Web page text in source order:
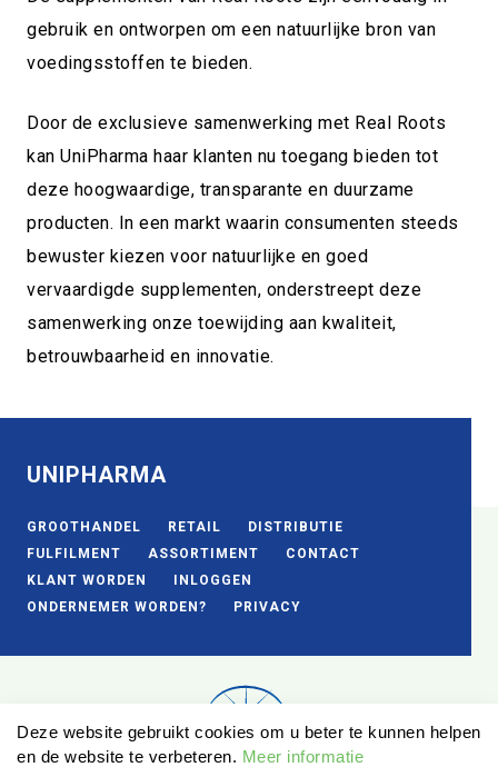
Deze website gebruikt cookies om u beter te kunnen helpen
en de website te verbeteren. Meer informatie
gebruik en ontworpen om een natuurlijke bron van
voedingsstoffen te bieden.
Door de exclusieve samenwerking met Real Roots
kan UniPharma haar klanten nu toegang bieden tot
deze hoogwaardige, transparante en duurzame
producten. In een markt waarin consumenten steeds
bewuster kiezen voor natuurlijke en goed
vervaardigde supplementen, onderstreept deze
samenwerking onze toewijding aan kwaliteit,
betrouwbaarheid en innovatie.
UNIPHARMA
GROOTHANDEL RETAIL
DISTRIBUTIE
FULFILMENT
ASSORTIMENT
CONTACT
KLANT WORDEN
INLOGGEN
ONDERNEMER WORDEN?
PRIVACY